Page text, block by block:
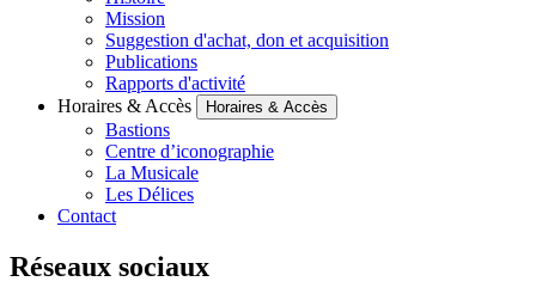
Mission
Suggestion d'achat, don et acquisition
Publications
Rapports d'activité
Horaires & Accès
Horaires & Accès
Bastions
Centre d’iconographie
La Musicale
Les Délices
Contact
Réseaux sociaux